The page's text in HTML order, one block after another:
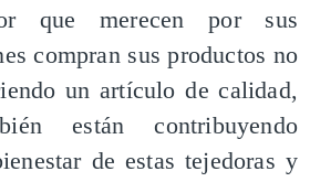
que merecen por sus
compran sus productos no
un artículo de calidad,
están contribuyendo
de estas tejedoras y